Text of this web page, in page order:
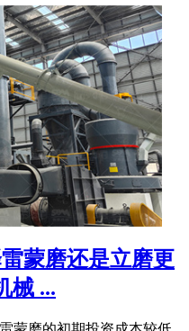
蒙磨还是立磨更
械 ...